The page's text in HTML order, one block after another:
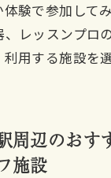
験で参加して
レッスンプロ
用する施設を
周辺のおす
施設